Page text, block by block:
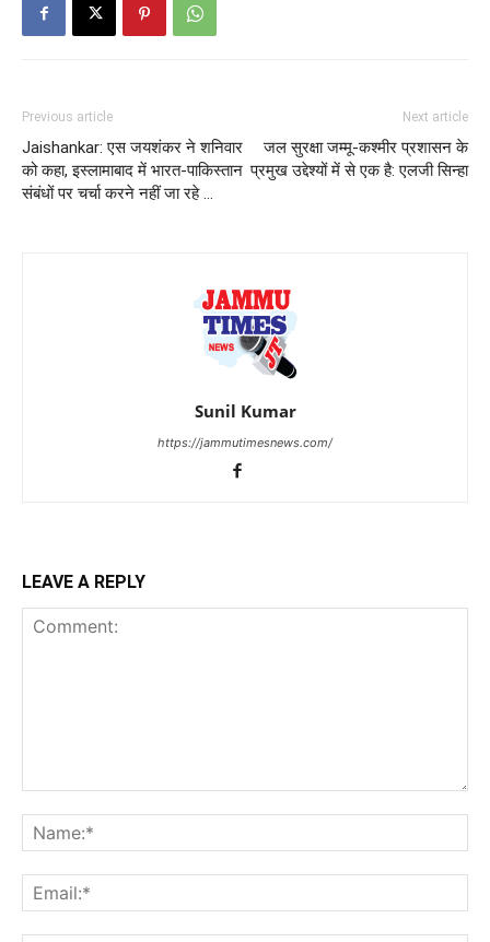
Previous article
Jaishankar: एस जयशंकर ने शनिवार
को कहा, इस्लामाबाद में भारत-पाकिस्तान
संबंधों पर चर्चा करने नहीं जा रहे …
Next article
जल सुरक्षा जम्मू-कश्मीर प्रशासन के
प्रमुख उद्देश्यों में से एक है: एलजी सिन्हा
Sunil Kumar
https://jammutimesnews.com/
LEAVE A REPLY